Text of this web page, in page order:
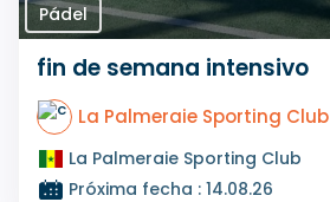
Pádel
fin de semana intensivo
La Palmeraie Sporting Club
La Palmeraie Sporting Club
Próxima fecha : 14.08.26